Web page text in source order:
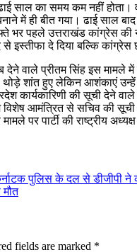
ढाई साल का समय कम नहीं
में ही बीत गया। ढाई साल
पहले उत्तराखंड कांग्रेस की
इस्तीफा दे दिया बल्कि कांग्रेस
देने वाले प्रीतम सिंह इस
थोड़े शांत हुए लेकिन आशंकाएं
कार्यकारिणी की सूची देने
आमंत्रित से सचिव की
पर पार्टी की राष्ट्रीय अध्यक्ष
पुलिस के दल से डीजीपी ने
मौत
fields are marked *